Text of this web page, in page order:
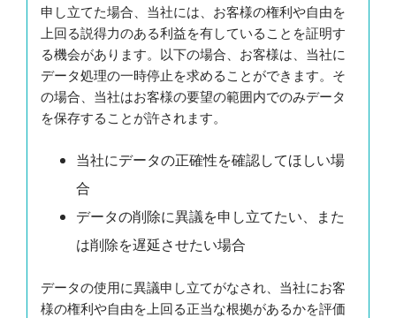
申し立てた場合、当社には、お客様の権利や自由を
上回る説得力のある利益を有していることを証明す
る機会があります。以下の場合、お客様は、当社に
データ処理の一時停止を求めることができます。そ
の場合、当社はお客様の要望の範囲内でのみデータ
を保存することが許されます。
当社にデータの正確性を確認してほしい場
合
データの削除に異議を申し立てたい、また
は削除を遅延させたい場合
データの使用に異議申し立てがなされ、当社にお客
様の権利や自由を上回る正当な根拠があるかを評価